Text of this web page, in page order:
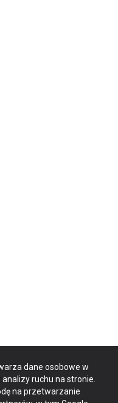
dane osobowe w
ruchu na stronie.
na przetwarzanie